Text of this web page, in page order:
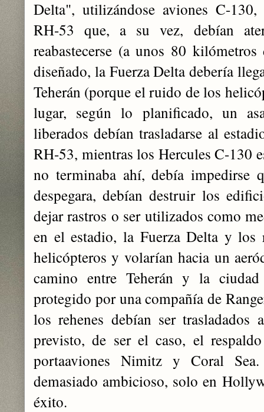
Delta", utilizándose aviones C-
RH-53 que, a su vez, debían
reabastecerse (a unos 80
diseñado, la Fuerza Delta debería
Teherán (porque el ruido de los
lugar, según lo planificado, un
liberados debían trasladarse al
RH-53, mientras los Hercules C-130
no terminaba ahí, debía impedirse
despegara, debían destruir los
dejar rastros o ser utilizados como
en el estadio, la Fuerza Delta y los
helicópteros y volarían hacia un
camino entre Teherán y la
protegido por una compañía de
los rehenes debían ser trasladados
previsto, de ser el caso, el
portaaviones Nimitz y Coral
demasiado ambicioso, solo en
éxito.